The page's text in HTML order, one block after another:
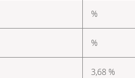
%
%
3,68 %